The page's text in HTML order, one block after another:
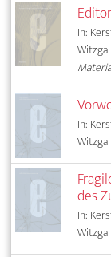
In:
In:
des
In: